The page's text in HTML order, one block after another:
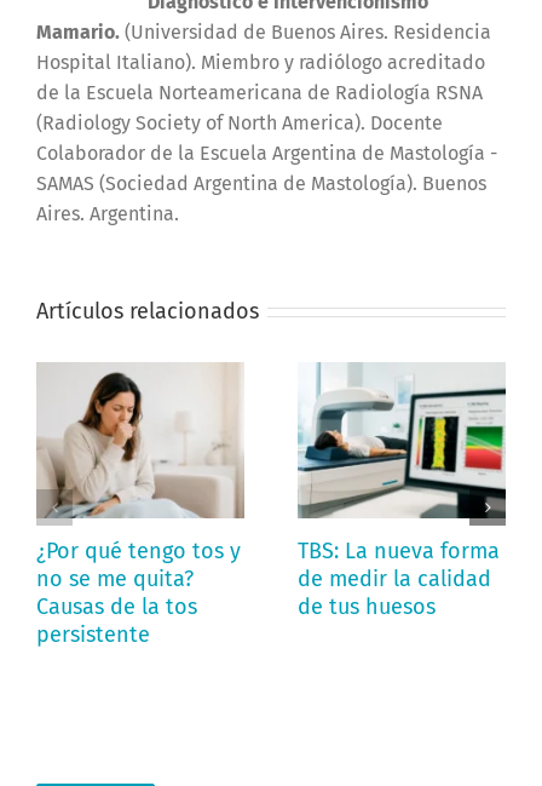
Mamario. (Universidad de Buenos Aires. Residencia
Hospital Italiano). Miembro y radiólogo acreditado
de la Escuela Norteamericana de Radiología RSNA
(Radiology Society of North America). Docente
Colaborador de la Escuela Argentina de Mastología -
SAMAS (Sociedad Argentina de Mastología). Buenos
Aires. Argentina.
Artículos relacionados
¿Por qué tengo tos y
no se me quita?
Causas de la tos
persistente
TBS: La nueva forma
de medir la calidad
de tus huesos